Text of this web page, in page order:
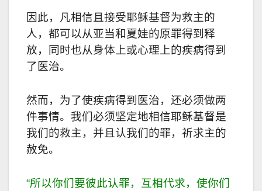
因此，凡相信且接受耶稣基督为救主的
人，都可以从亚当和夏娃的原罪得到释
放，同时也从身体上或心理上的疾病得到
了医治。
然而，为了使疾病得到医治，还必须做两
件事情。我们必须坚定地相信耶稣基督是
我们的救主，并且认我们的罪，祈求主的
赦免。
“所以你们要彼此认罪，互相代求，使你们